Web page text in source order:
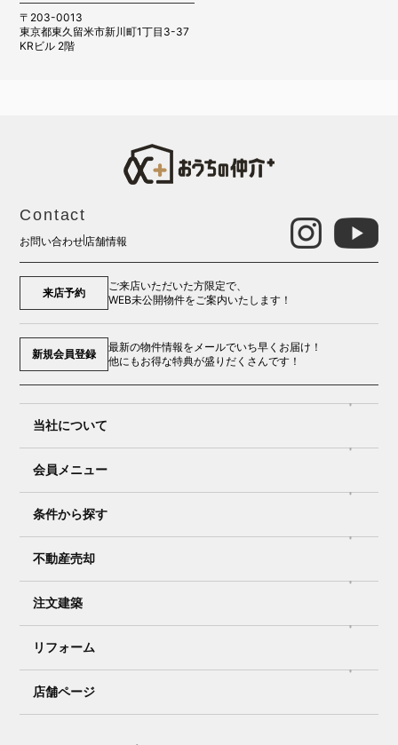
〒203-0013
東京都東久留米市新川町1丁目3-37
KRビル 2階
Contact
お問い合わせ 店舗情報
来店予約
ご来店いただいた方限定で、
WEB未公開物件をご案内いたします！
新規会員登録
最新の物件情報をメールでいち早くお届け！
他にもお得な特典が盛りだくさんです！
当社について
会員メニュー
条件から探す
不動産売却
注文建築
リフォーム
店舗ページ